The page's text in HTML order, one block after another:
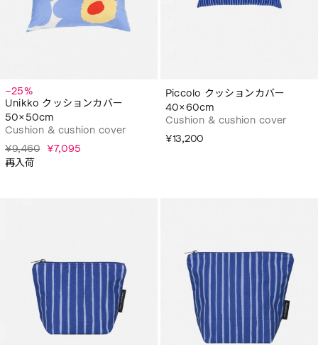
−25%
Unikko クッションカバー
50×50cm
Cushion & cushion cover
¥9,460 ¥7,095
再入荷
Piccolo クッションカバー
40×60cm
Cushion & cushion cover
¥13,200